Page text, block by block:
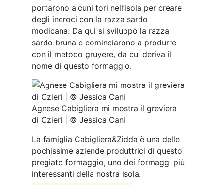
portarono alcuni tori nell’isola per creare
degli incroci con la razza sardo
modicana. Da qui si sviluppò la razza
sardo bruna e cominciarono a produrre
con il metodo gruyere, da cui deriva il
nome di questo formaggio.
Agnese Cabigliera mi mostra il greviera
di Ozieri | © Jessica Cani
La famiglia Cabigliera&Zidda è una delle
pochissime aziende produttrici di questo
pregiato formaggio, uno dei formaggi più
interessanti della nostra isola.